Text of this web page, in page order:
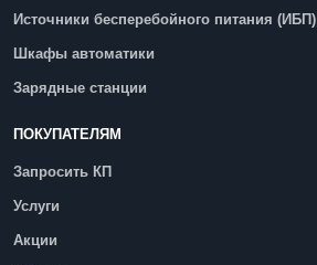
Источники бесперебойного питания (ИБП)
Шкафы автоматики
Зарядные станции
ПОКУПАТЕЛЯМ
Запросить КП
Услуги
Акции